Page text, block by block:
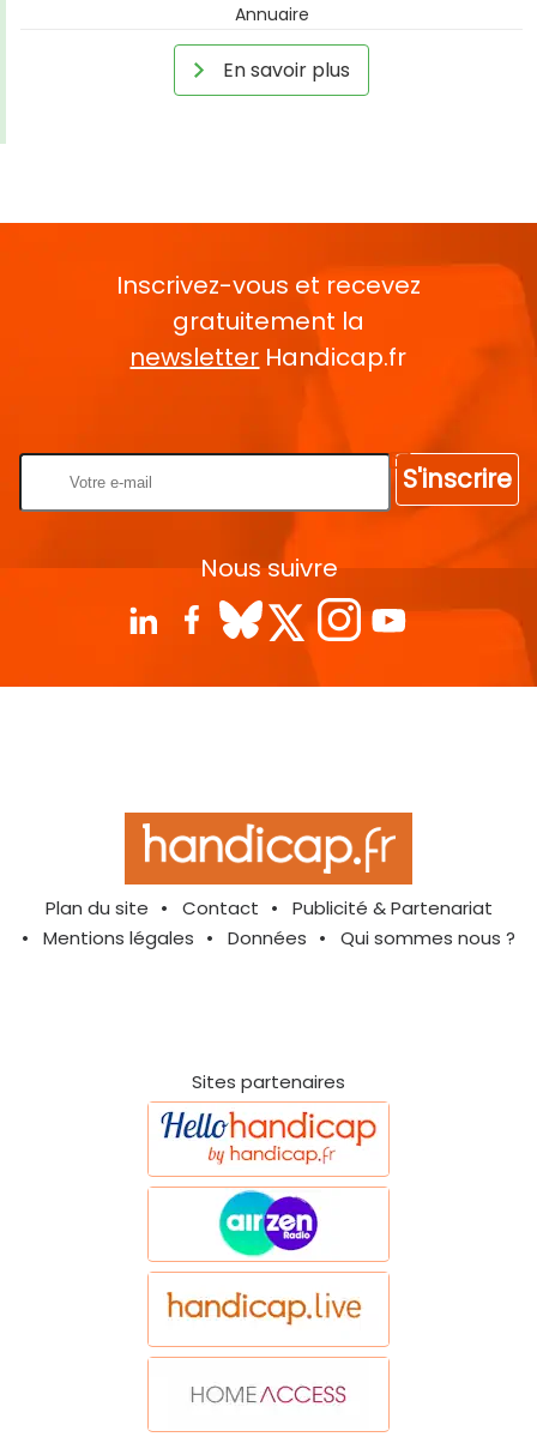
Annuaire
En savoir plus
Inscrivez-vous et recevez
gratuitement la
newsletter Handicap.fr
S'inscrire
Nous suivre
Plan du site Contact
Publicité & Partenariat
Mentions légales
Données Qui sommes nous ?
Sites partenaires